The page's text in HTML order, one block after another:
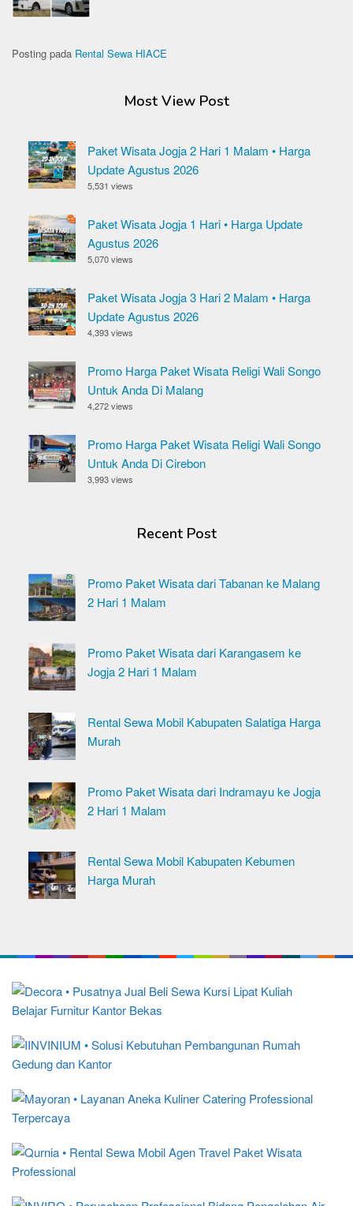
Posting pada Rental Sewa HIACE
Most View Post
Paket Wisata Jogja 2 Hari 1 Malam • Harga
Update Agustus 2026
5,531 views
Paket Wisata Jogja 1 Hari • Harga Update
Agustus 2026
5,070 views
Paket Wisata Jogja 3 Hari 2 Malam • Harga
Update Agustus 2026
4,393 views
Promo Harga Paket Wisata Religi Wali Songo
Untuk Anda Di Malang
4,272 views
Promo Harga Paket Wisata Religi Wali Songo
Untuk Anda Di Cirebon
3,993 views
Recent Post
Promo Paket Wisata dari Tabanan ke Malang
2 Hari 1 Malam
Promo Paket Wisata dari Karangasem ke
Jogja 2 Hari 1 Malam
Rental Sewa Mobil Kabupaten Salatiga Harga
Murah
Promo Paket Wisata dari Indramayu ke Jogja
2 Hari 1 Malam
Rental Sewa Mobil Kabupaten Kebumen
Harga Murah